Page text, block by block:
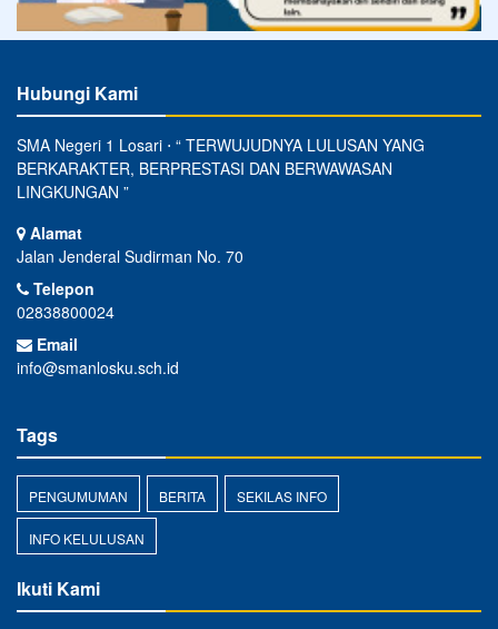
Hubungi Kami
SMA Negeri 1 Losari ⋅ “ TERWUJUDNYA LULUSAN YANG
BERKARAKTER, BERPRESTASI DAN BERWAWASAN
LINGKUNGAN ”
Alamat
Jalan Jenderal Sudirman No. 70
Telepon
02838800024
Email
info@smanlosku.sch.id
Tags
PENGUMUMAN BERITA SEKILAS INFO
INFO KELULUSAN
Ikuti Kami